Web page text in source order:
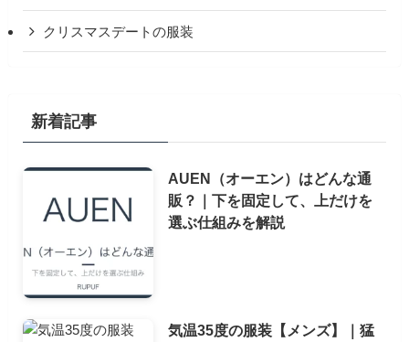
クリスマスデートの服装
新着記事
AUEN（オーエン）はどんな通
販？｜下を固定して、上だけを
選ぶ仕組みを解説
気温35度の服装【メンズ】｜猛